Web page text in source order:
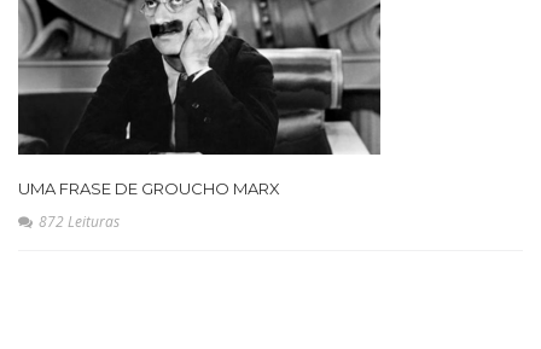
UMA FRASE DE GROUCHO MARX
872 Leituras